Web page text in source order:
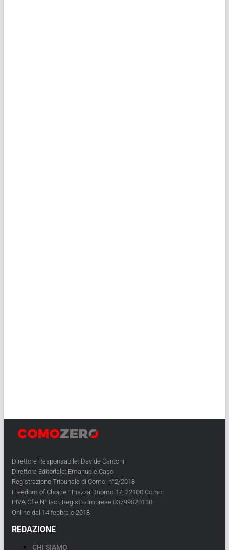
Direttore Responsabile: Davide Cantoni
Direttore Editoriale: Emanuele Caso
Registrazione Tribunale di Como: n°2/2018
Freedom of Choice - Piazza Duomo 17, 22100 Como
PIVA Cf e N° Iscr. Registro Imprese 03799020130
Online dal 14 febbraio 2018
REDAZIONE
CHI SIAMO